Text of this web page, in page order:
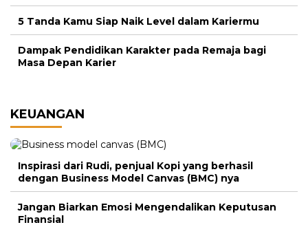
5 Tanda Kamu Siap Naik Level dalam Kariermu
Dampak Pendidikan Karakter pada Remaja bagi
Masa Depan Karier
KEUANGAN
Inspirasi dari Rudi, penjual Kopi yang berhasil
dengan Business Model Canvas (BMC) nya
Jangan Biarkan Emosi Mengendalikan Keputusan
Finansial